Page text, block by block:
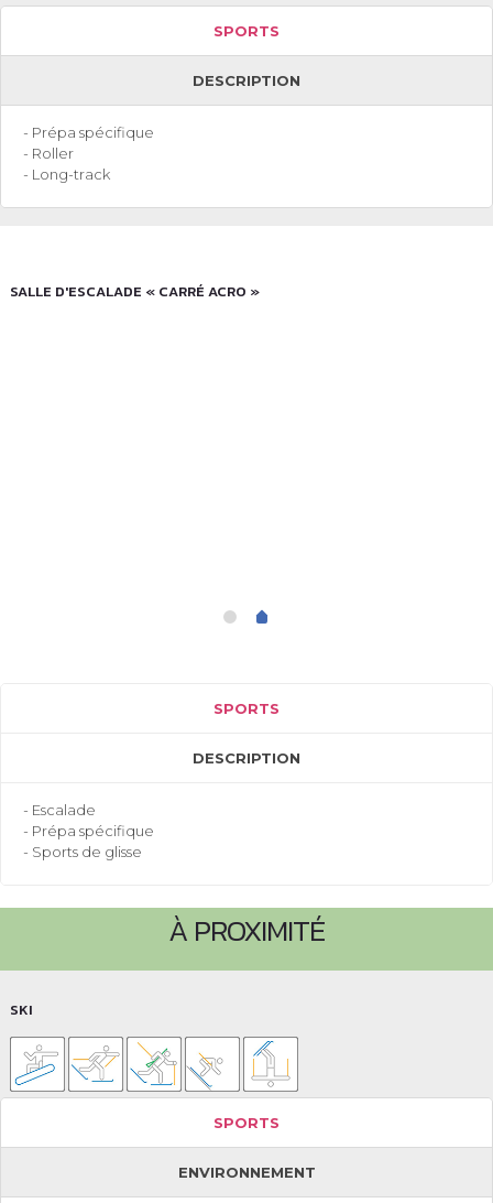
SPORTS
DESCRIPTION
- Prépa spécifique
- Roller
- Long-track
SALLE D'ESCALADE « CARRÉ ACRO »
SPORTS
DESCRIPTION
- Escalade
- Prépa spécifique
- Sports de glisse
À PROXIMITÉ
SKI
SPORTS
ENVIRONNEMENT